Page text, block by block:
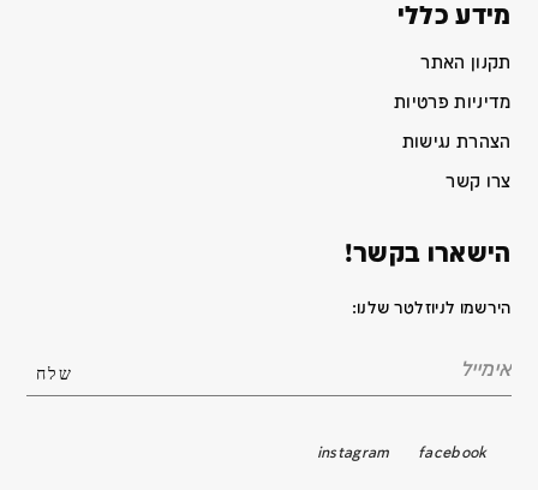
מידע כללי
תקנון האתר
מדיניות פרטיות
הצהרת נגישות
צרו קשר
הישארו בקשר!
הירשמו לניוזלטר שלנו:
facebook
instagram